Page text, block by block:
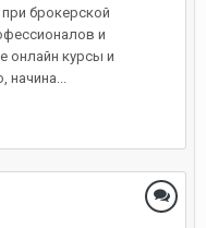
брокерской
и
онлайн курсы и
начина...